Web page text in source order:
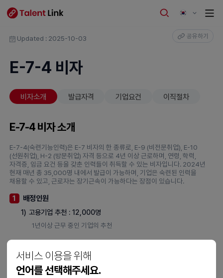
서비스 이용을 위해
언어를 선택해주세요.
Updated : 2025-10-03 공유하기
E-7-4 비자
비자소개 발급자격 기업요건 이직절차
E-7-4 비자 소개
E-7-4(숙련기능인력)은 E-7 비자의 한 종류로, E-9 (비전문취업), E-10
(선원취업), H-2 (방문취업) 자격 등으로 4년 이상 근로하며, 연령, 학력,
자격증, 임금 요건 등을 갖춘 인력들이 취득할 수 있는 비자입니다. 2024년
현재 매년 총 35,000명 내에서 발급이 가능하며, 기업은 숙련된 인력을
채용할 수 있고, 근로자는 장기근속이 가능하다는 장점이 있습니다.
1 배정인원
1) 고용기업 추천 : 12,000명
1년이상 근무 중인 기업의 추천
고용부(제조업) 3,650명, 산업부(뿌리산업) 1,900명 , 농림부(농·
축산업) 1,600명, 해수부(어업,내항상선) 600명, 국토부(건설업)
300명